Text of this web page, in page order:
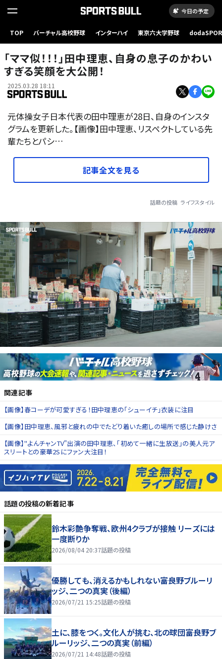
今日の予定
TOP バーチャル高校野球 インターハイ 東京六大学野球
「ママ似！！！」田中理恵、自身の息子のかわい
すぎる笑顔を大公開！
2025.03.28 18:11
元体操女子日本代表の田中理恵が28日、自身のインスタ
グラムを更新した。【画像】田中理恵、リスペクトしている先
輩たちとパシ…
記事全文を見る
話題の投稿 ライフスタイル
関連記事
【画像】春コーデが可愛すぎる！田中理恵の「シューイチ」衣装に注目
【画像】田中理恵、風邪と疲れの中でたどり着いた癒しの場所で感じた静けさ
【画像】"よんチャンTV"出演の田中理恵、「初めて一緒に生放送」の美人元ア
スリートとの豪華2Sにファン大注目！
話題の投稿の新着記事
鈴木彩艶争奪戦、欧州4クラブが接触 リーズには
一度断りか
2026/08/04 20:37話題の投稿
優勝しても、消えるかもしれない――富良野ブルーリ
ッジ、二つの真実（後編）
2026/07/21 15:25話題の投稿
土に、膝をつく。文化人が挑む、北の球団――富良野ブ
ルーリッジ、二つの真実（前編）
2026/07/21 14:48話題の投稿